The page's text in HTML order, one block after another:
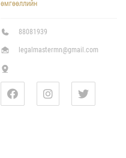
ӨМГӨӨЛЛИЙН
88081939
legalmastermn@gmail.com